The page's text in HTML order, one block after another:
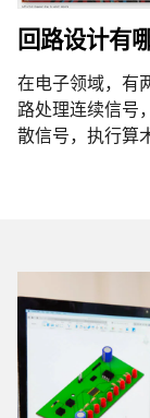
回路设计有
在电子领域，有
路处理连续信号
散信号，执行算